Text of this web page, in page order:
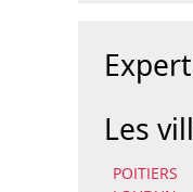
Les
POITIERS